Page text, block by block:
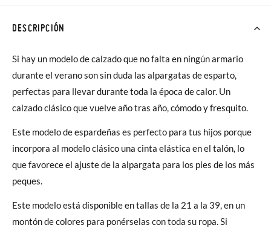
DESCRIPCIÓN
Si hay un modelo de calzado que no falta en ningún armario
durante el verano son sin duda las alpargatas de esparto,
perfectas para llevar durante toda la época de calor. Un
calzado clásico que vuelve año tras año, cómodo y fresquito.
Este modelo de espardeñas es perfecto para tus hijos porque
incorpora al modelo clásico una cinta elástica en el talón, lo
que favorece el ajuste de la alpargata para los pies de los más
peques.
Este modelo está disponible en tallas de la 21 a la 39, en un
montón de colores para ponérselas con toda su ropa. Si